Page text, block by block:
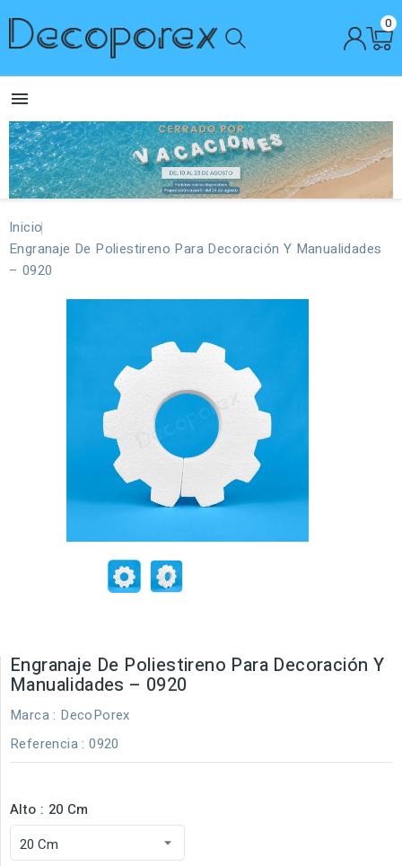
0

Inicio
Engranaje De Poliestireno Para Decoración Y Manualidades
– 0920
Engranaje De Poliestireno Para Decoración Y
Manualidades – 0920
Marca : DecoPorex
Referencia : 0920
Alto : 20 Cm